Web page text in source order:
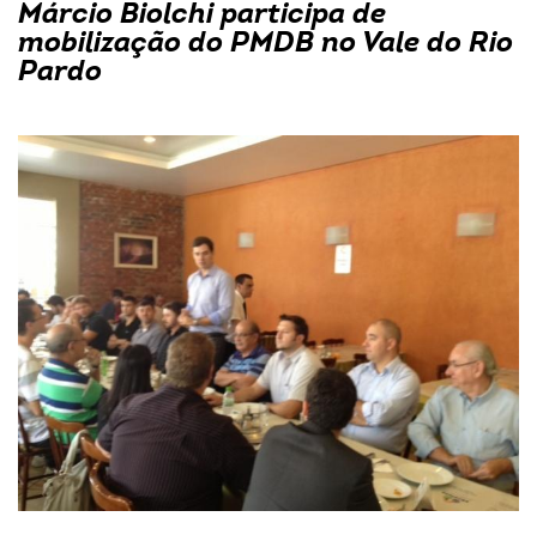
Márcio Biolchi participa de
mobilização do PMDB no Vale do Rio
Pardo